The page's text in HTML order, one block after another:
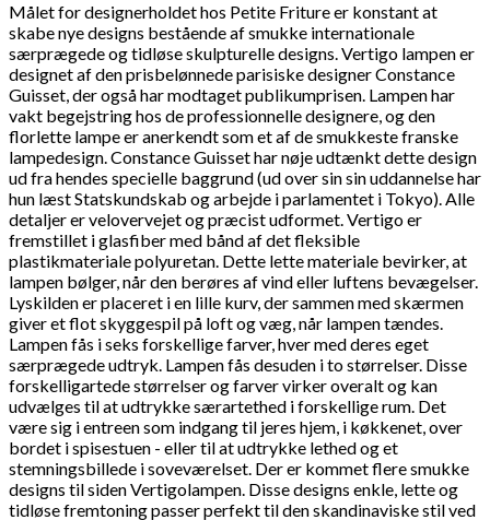
Målet for designerholdet hos Petite Friture er konstant at
skabe nye designs bestående af smukke internationale
særprægede og tidløse skulpturelle designs.Vertigo lampen er
designet af den prisbelønnede parisiske designer Constance
Guisset, der også har modtaget publikumprisen. Lampen har
vakt begejstring hos de professionnelle designere, og den
florlette lampe er anerkendt som et af de smukkeste franske
lampedesign.Constance Guisset har nøje udtænkt dette design
ud fra hendes specielle baggrund (ud over sin sin uddannelse har
hun læst Statskundskab og arbejde i parlamentet i Tokyo). Alle
detaljer er velovervejet og præcist udformet. Vertigo er
fremstillet i glasfiber med bånd af det fleksible
plastikmateriale polyuretan. Dette lette materiale bevirker, at
lampen bølger, når den berøres af vind eller luftens bevægelser.
Lyskilden er placeret i en lille kurv, der sammen med skærmen
giver et flot skyggespil på loft og væg, når lampen tændes.
Lampen fås i seks forskellige farver, hver med deres eget
særprægede udtryk. Lampen fås desuden i to størrelser. Disse
forskelligartede størrelser og farver virker overalt og kan
udvælges til at udtrykke særartethed i forskellige rum. Det
være sig i entreen som indgang til jeres hjem, i køkkenet, over
bordet i spisestuen - eller til at udtrykke lethed og et
stemningsbillede i soveværelset. Der er kommet flere smukke
designs til siden Vertigolampen. Disse designs enkle, lette og
tidløse fremtoning passer perfekt til den skandinaviske stil ved